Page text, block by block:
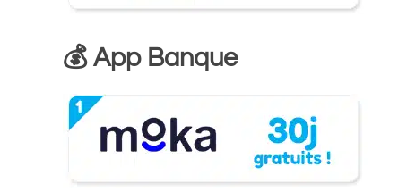
💰 App Banque